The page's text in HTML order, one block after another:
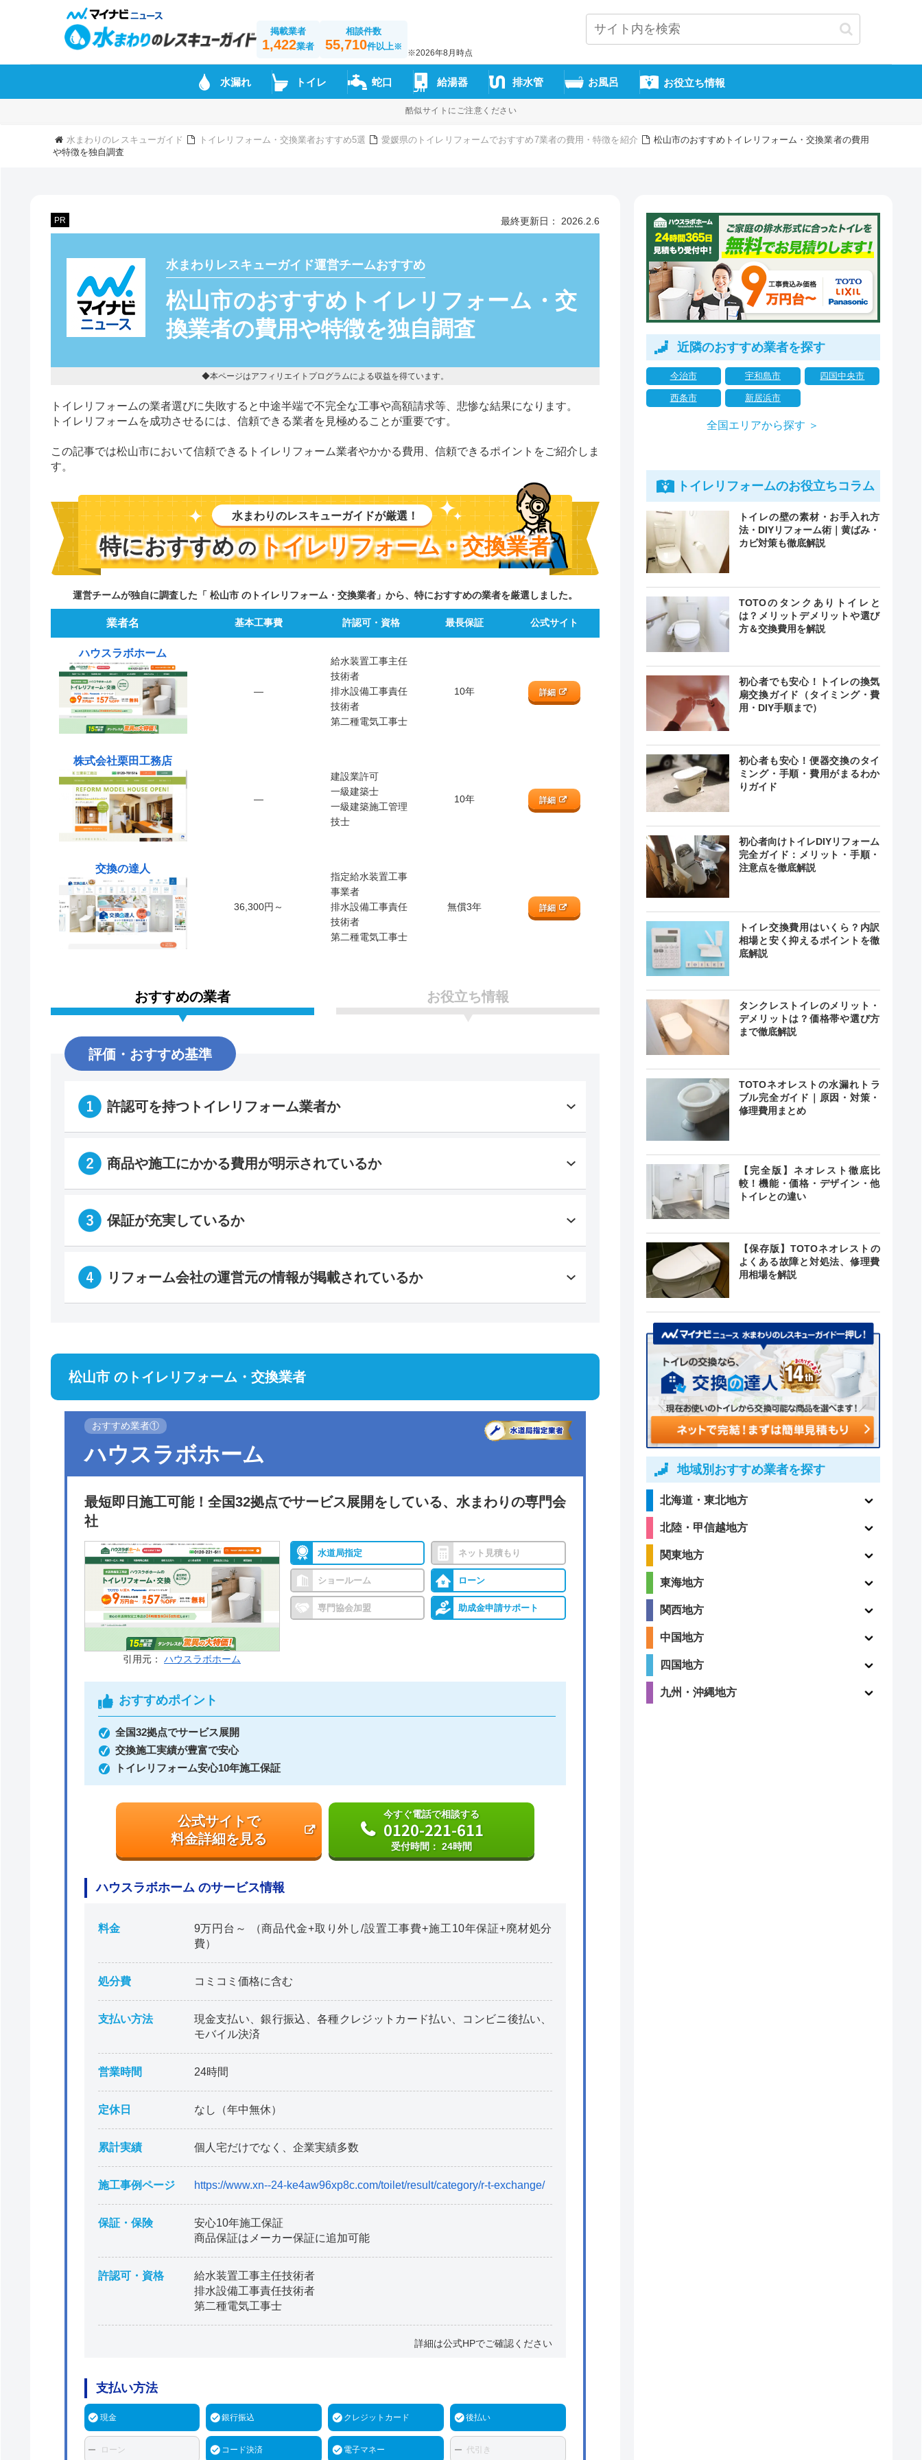
掲載業者
1,422業者
相談件数
55,710件以上※
※2026年8月時点
水漏れ トイレ 蛇口 給湯器 排水管 お風呂 お役立ち情報
酷似サイトにご注意ください
水まわりのレスキューガイド トイレリフォーム・交換業者おすすめ5選 愛媛県のトイレリフォームでおすすめ7業者の費用・特徴を紹介
松山市のおすすめトイレリフォーム・交換業者の費用
や特徴を独自調査
PR 最終更新日： 2026.2.6
水まわりレスキューガイド運営チームおすすめ
松山市のおすすめトイレリフォーム・交
換業者の費用や特徴を独自調査
◆本ページはアフィリエイトプログラムによる収益を得ています。
トイレリフォームの業者選びに失敗すると中途半端で不完全な工事や高額請求等、悲惨な結果になります。
トイレリフォームを成功させるには、信頼できる業者を見極めることが重要です。
この記事では松山市において信頼できるトイレリフォーム業者やかかる費用、信頼できるポイントをご紹介しま
す。
水まわりのレスキューガイドが厳選！
特におすすめのトイレリフォーム・交換業者
運営チームが独自に調査した「 松山市 のトイレリフォーム・交換業者」から、特におすすめの業者を厳選しました。
業者名 基本工事費 許認可・資格 最長保証 公式サイト
ハウスラボホーム
―
給水装置工事主任
技術者
排水設備工事責任
技術者
第二種電気工事士
10年 詳細
株式会社栗田工務店
―
建設業許可
一級建築士
一級建築施工管理
技士
10年 詳細
交換の達人
36,300円～
指定給水装置工事
事業者
排水設備工事責任
技術者
第二種電気工事士
無償3年 詳細
おすすめの業者 お役立ち情報
評価・おすすめ基準
許認可を持つトイレリフォーム業者か
商品や施工にかかる費用が明示されているか
保証が充実しているか
リフォーム会社の運営元の情報が掲載されているか
松山市 のトイレリフォーム・交換業者
おすすめ業者①
ハウスラボホーム
最短即日施工可能！全国32拠点でサービス展開をしている、水まわりの専門会
社
引用元： ハウスラボホーム
水道局指定 ネット見積もり
ショールーム ローン
専門協会加盟 助成金申請サポート
おすすめポイント
全国32拠点でサービス展開
交換施工実績が豊富で安心
トイレリフォーム安心10年施工保証
公式サイトで
料金詳細を見る
今すぐ電話で相談する
0120-221-611
受付時間： 24時間
ハウスラボホーム のサービス情報
料金
9万円台～ （商品代金+取り外し/設置工事費+施工10年保証+廃材処分
費）
処分費 コミコミ価格に含む
支払い方法
現金支払い、銀行振込、各種クレジットカード払い、コンビニ後払い、
モバイル決済
営業時間 24時間
定休日 なし（年中無休）
累計実績 個人宅だけでなく、企業実績多数
施工事例ページ https://www.xn--24-ke4aw96xp8c.com/toilet/result/category/r-t-exchange/
保証・保険
安心10年施工保証
商品保証はメーカー保証に追加可能
許認可・資格
給水装置工事主任技術者
排水設備工事責任技術者
第二種電気工事士
詳細は公式HPでご確認ください
支払い方法
現金 銀行振込 クレジットカード 後払い
ローン コード決済 電子マネー 代引き
近隣のおすすめ業者を探す
今治市 宇和島市 四国中央市
西条市 新居浜市
全国エリアから探す ＞
トイレリフォームのお役立ちコラム
トイレの壁の素材・お手入れ方
法・DIYリフォーム術｜黄ばみ・
カビ対策も徹底解説
TOTOのタンクありトイレと
は？メリットデメリットや選び
方＆交換費用を解説
初心者でも安心！トイレの換気
扇交換ガイド（タイミング・費
用・DIY手順まで）
初心者も安心！便器交換のタイ
ミング・手順・費用がまるわか
りガイド
初心者向けトイレDIYリフォーム
完全ガイド：メリット・手順・
注意点を徹底解説
トイレ交換費用はいくら？内訳
相場と安く抑えるポイントを徹
底解説
タンクレストイレのメリット・
デメリットは？価格帯や選び方
まで徹底解説
TOTOネオレストの水漏れトラ
ブル完全ガイド｜原因・対策・
修理費用まとめ
【完全版】ネオレスト徹底比
較！機能・価格・デザイン・他
トイレとの違い
【保存版】TOTOネオレストの
よくある故障と対処法、修理費
用相場を解説
地域別おすすめ業者を探す
北海道・東北地方
北陸・甲信越地方
関東地方
東海地方
関西地方
中国地方
四国地方
九州・沖縄地方